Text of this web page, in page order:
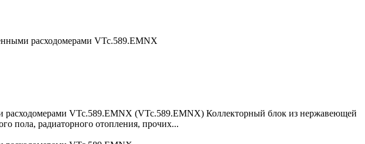
расходомерами VTc.589.EMNX
расходомерами VTc.589.EMNX (VTc.589.EMNX) Коллекторный блок из нержавеющей
пола, радиаторного отопления, прочих...